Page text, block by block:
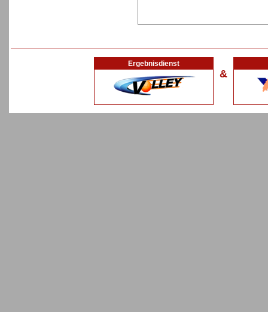
Ergebnisdienst
&